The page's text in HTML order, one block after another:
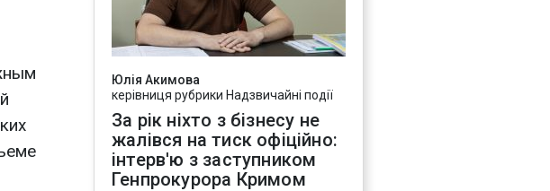
Юлія Акимова
керівниця рубрики Надзвичайні події
За рік ніхто з бізнесу не
жалівся на тиск офіційно:
інтерв'ю з заступником
Генпрокурора Кримом